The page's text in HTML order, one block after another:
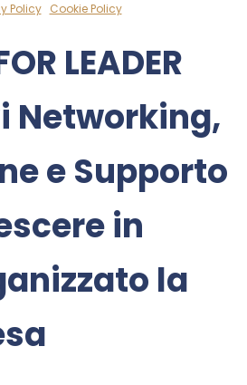
Policy Cookie Policy
LEADER
Networking,
eSupporto
in
la